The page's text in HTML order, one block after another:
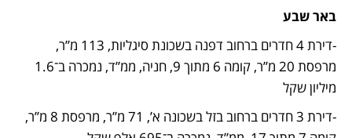
באר שבע
מיליון שקל